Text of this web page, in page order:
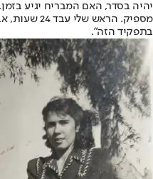
יהיה בסדר, האם המבריח יגיע
מספיק. הראש
בתפקיד הזה".